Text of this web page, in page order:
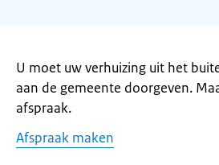
U moet uw verhuizing uit het
aan de gemeente doorgeven.
afspraak.
Afspraak maken